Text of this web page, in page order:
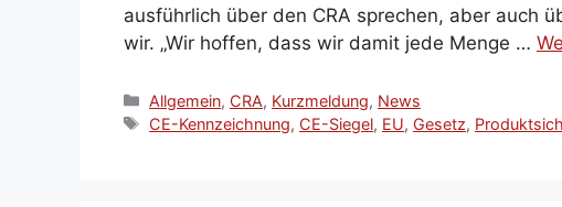
ausführlich über den CRA sprechen, aber auch
wir. „Wir hoffen, dass wir damit jede Menge …
Kategorien
Allgemein, CRA, Kurzmeldung, News
Schlagwörter
CE-Kennzeichnung, CE-Siegel, EU, Gesetz,